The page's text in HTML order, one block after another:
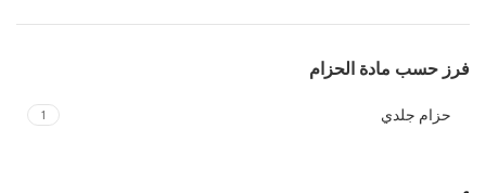
فرز حسب مادة الحزام
حزام جلدي 1